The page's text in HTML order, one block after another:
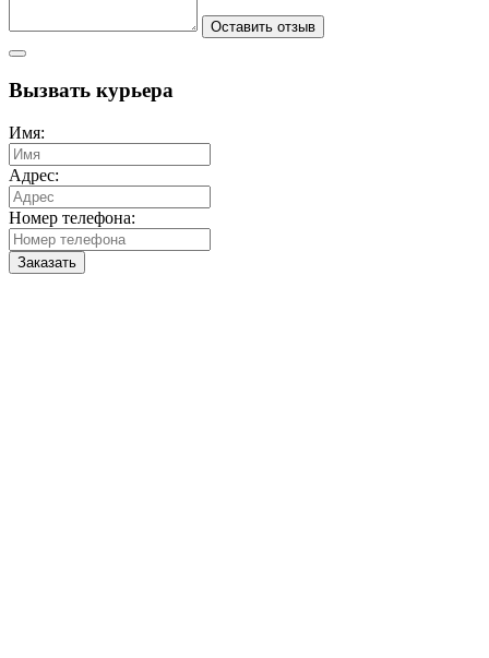
Оставить отзыв
Вызвать курьера
Имя:
Адрес:
Номер телефона:
Заказать